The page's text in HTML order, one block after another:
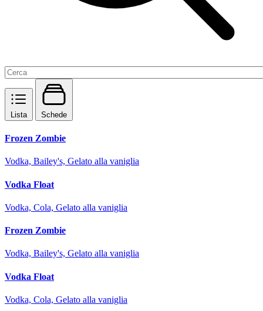
Lista Schede
Frozen Zombie
Vodka, Bailey's, Gelato alla vaniglia
Vodka Float
Vodka, Cola, Gelato alla vaniglia
Frozen Zombie
Vodka, Bailey's, Gelato alla vaniglia
Vodka Float
Vodka, Cola, Gelato alla vaniglia